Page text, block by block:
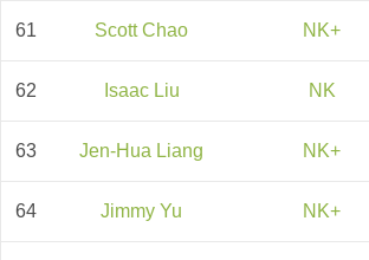
61 Scott Chao NK+
62 Isaac Liu NK
63 Jen-Hua Liang NK+
64 Jimmy Yu NK+